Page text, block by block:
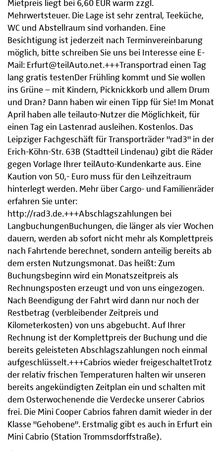
Mietpreis liegt bei 6,60 EUR warm zzgl.
Mehrwertsteuer. Die Lage ist sehr zentral, Teeküche,
WC und Abstellraum sind vorhanden. Eine
Besichtigung ist jederzeit nach Terminvereinbarung
möglich, bitte schreiben Sie uns bei Interesse eine E-
Mail: Erfurt@teilAuto.net.+++Transportrad einen Tag
lang gratis testenDer Frühling kommt und Sie wollen
ins Grüne – mit Kindern, Picknickkorb und allem Drum
und Dran? Dann haben wir einen Tipp für Sie! Im Monat
April haben alle teilauto-Nutzer die Möglichkeit, für
einen Tag ein Lastenrad ausleihen. Kostenlos. Das
Leipziger Fachgeschäft für Transporträder "rad3" in der
Erich-Köhn-Str. 63B (Stadtteil Lindenau) gibt die Räder
gegen Vorlage Ihrer teilAuto-Kundenkarte aus. Eine
Kaution von 50,- Euro muss für den Leihzeitraum
hinterlegt werden. Mehr über Cargo- und Familienräder
erfahren Sie unter:
http://rad3.de.+++Abschlagszahlungen bei
LangbuchungenBuchungen, die länger als vier Wochen
dauern, werden ab sofort nicht mehr als Komplettpreis
nach Fahrtende berechnet, sondern anteilig bereits ab
dem ersten Nutzungsmonat. Das heißt: Zum
Buchungsbeginn wird ein Monatszeitpreis als
Rechnungsposten erzeugt und von uns eingezogen.
Nach Beendigung der Fahrt wird dann nur noch der
Restbetrag (verbleibender Zeitpreis und
Kilometerkosten) von uns abgebucht. Auf Ihrer
Rechnung ist der Komplettpreis der Buchung und die
bereits geleisteten Abschlagszahlungen noch einmal
aufgeschlüsselt.+++Cabrios wieder freigeschaltetTrotz
der relativ frischen Temperaturen halten wir unseren
bereits angekündigten Zeitplan ein und schalten mit
dem Osterwochenende die Verdecke unserer Cabrios
frei. Die Mini Cooper Cabrios fahren damit wieder in der
Klasse "Gehobene". Erstmalig gibt es auch in Erfurt ein
Mini Cabrio (Station Trommsdorffstraße).